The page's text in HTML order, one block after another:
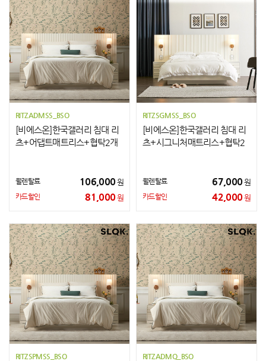
RITZADMSS_BSO
[비에스온]한국갤러리 침대 리
츠+어댑트매트리스+협탁2개
월렌탈료 106,000원
카드할인 81,000원
RITZSGMSS_BSO
[비에스온]한국갤러리 침대 리
츠+시그니처매트리스+협탁2
월렌탈료 67,000원
카드할인 42,000원
RITZSPMSS_BSO RITZADMQ_BSO